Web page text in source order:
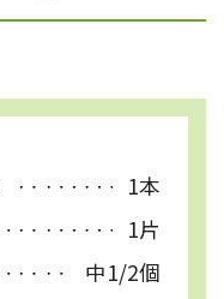
1本
1片
中1/2個